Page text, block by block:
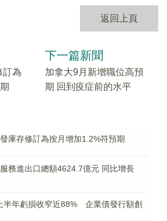
返回上頁
訂為
下一篇新聞
加拿大9月新增職位高預
期 回到疫症前的水平
庫存修訂為按月增加1.2%符預期
務進出口總額4624.7億元 同比增長
半年虧損收窄近88% 企業債發行額創